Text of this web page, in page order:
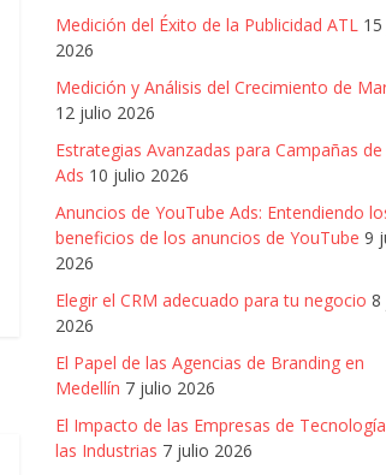
Medición del Éxito de la Publicidad ATL
2026
Medición y Análisis del Crecimiento de
12 julio 2026
Estrategias Avanzadas para Campañas
Ads 10 julio 2026
Anuncios de YouTube Ads: Entendiendo
beneficios de los anuncios de YouTube 9
2026
Elegir el CRM adecuado para tu negocio 8
2026
El Papel de las Agencias de Branding en
Medellín 7 julio 2026
El Impacto de las Empresas de
las Industrias 7 julio 2026